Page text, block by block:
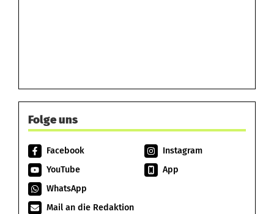
Folge uns
Facebook
Instagram
YouTube
App
WhatsApp
Mail an die Redaktion